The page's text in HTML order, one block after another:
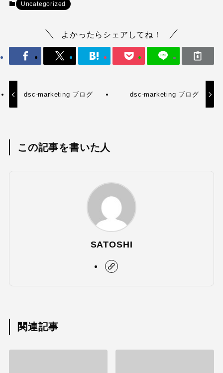
Uncategorized
よかったらシェアしてね！
dsc-marketing ブログ dsc-marketing ブログ
この記事を書いた人
SATOSHI
関連記事